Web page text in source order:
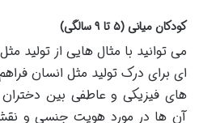
کودکان میانی (۵ تا ۹ سالگی)
می توانید با مثال هایی از تولید
ای برای درک تولید مثل انسان
های فیزیکی و عاطفی بین
آن ها در مورد هویت جنسی و